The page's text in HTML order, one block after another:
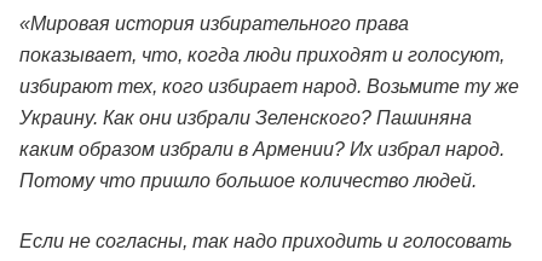
«Мировая история избирательного права
показывает, что, когда люди приходят и голосуют,
избирают тех, кого избирает народ. Возьмите ту же
Украину. Как они избрали Зеленского? Пашиняна
каким образом избрали в Армении? Их избрал народ.
Потому что пришло большое количество людей.
Если не согласны, так надо приходить и голосовать